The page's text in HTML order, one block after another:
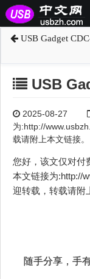
USB Gadget
USB
2025-08-27
为:http://
载请附上本文链接。
您好，该文仅对付
本文链接为:http://
迎转载，转载请附
随手分享，手